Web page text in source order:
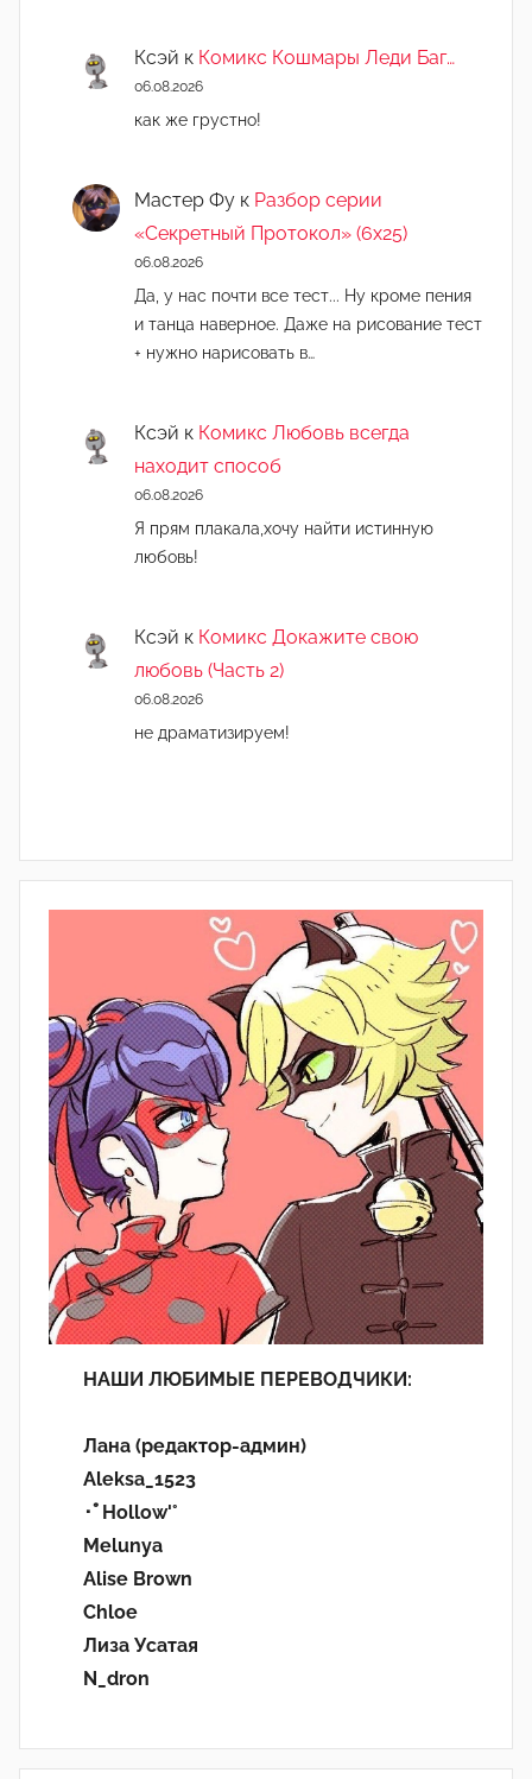
Ксэй к Комикс Кошмары Леди Баг…
06.08.2026
как же грустно!
Мастер Фу к Разбор серии
«Секретный Протокол» (6х25)
06.08.2026
Да, у нас почти все тест... Ну кроме пения
и танца наверное. Даже на рисование тест
+ нужно нарисовать в…
Ксэй к Комикс Любовь всегда
находит способ
06.08.2026
Я прям плакала,хочу найти истинную
любовь!
Ксэй к Комикс Докажите свою
любовь (Часть 2)
06.08.2026
не драматизируем!
НАШИ ЛЮБИМЫЕ ПЕРЕВОДЧИКИ:
Лана (редактор-админ)
Aleksa_1523
･ﾟHollow'°
Melunya
Alise Brown
Chloe
Лиза Усатая
N_dron